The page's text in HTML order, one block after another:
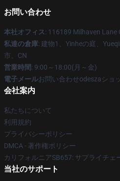
お問い合わせ
本社オフィス: 116189 Milhaven Lane
私達の倉庫: 建物1、Yinheの庭、
市、CN
営業時間: 9:00～18:00(月～金)
電子メールお問い合わせodeszaショ
会社案内
私たちについて
利用規約
プライバシーポリシー
DMCA - 著作権ポリシー
カリフォルニアSB657: サプライチェ
当社のサポート